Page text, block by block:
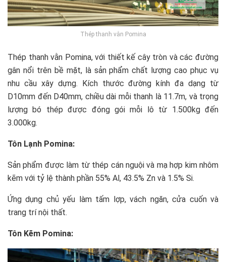
Thép thanh vằn Pomina
Thép thanh vằn Pomina, với thiết kế cây tròn và các đường
gân nổi trên bề mặt, là sản phẩm chất lượng cao phục vụ
nhu cầu xây dựng. Kích thước đường kính đa dạng từ
D10mm đến D40mm, chiều dài mỗi thanh là 11.7m, và trọng
lượng bó thép được đóng gói mỗi lô từ 1.500kg đến
3.000kg.
Tôn Lạnh Pomina:
Sản phẩm được làm từ thép cán nguội và mạ hợp kim nhôm
kẽm với tỷ lệ thành phần 55% Al, 43.5% Zn và 1.5% Si.
Ứng dụng chủ yếu làm tấm lợp, vách ngăn, cửa cuốn và
trang trí nội thất.
Tôn Kẽm Pomina: